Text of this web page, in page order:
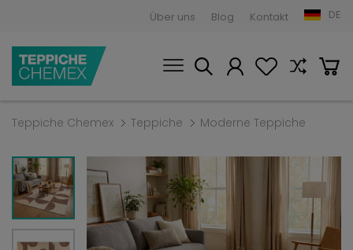
Über uns Blog Kontakt DE
Teppiche Chemex Teppiche Moderne Teppiche